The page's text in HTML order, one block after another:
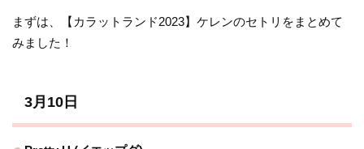
まずは、【カラットランド2023】ケレンのセトリをまとめて
みました！
3月10日